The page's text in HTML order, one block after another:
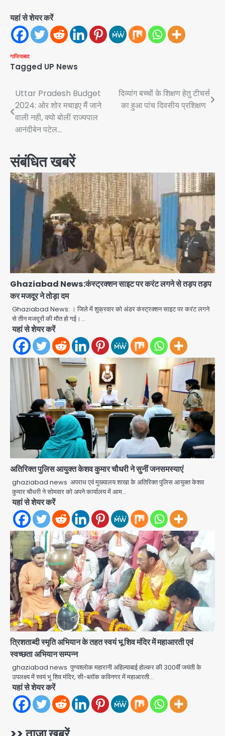
यहां से शेयर करें
गाजियाबाद
Tagged UP News
Post
navigation
Uttar Pradesh Budget
2024: ओर शोर मचाइए मैं जाने
वाली नही, क्यो बोलीं राज्यपाल
आनंदीबेन पटेल…
दिव्यांग बच्चों के शिक्षण हेतु टीचर्स
का हुआ पांच दिवसीय प्रशिक्षण
संबंधित खबरें
Ghaziabad News:कंस्ट्रक्शन साइट पर करंट लगने से तड़प तड़प
कर मजदूर ने तोड़ा दम
Ghaziabad News: । जिले में शुक्रवार को अंडर कंस्ट्रक्शन साइट पर करंट लगने
से तीन मजदूरों की मौत हो गई।…
यहां से शेयर करें
अतिरिक्त पुलिस आयुक्त केशव कुमार चौधरी ने सुनीं जनसमस्याएं
ghaziabad news अपराध एवं मुख्यालय शाखा के अतिरिक्त पुलिस आयुक्त केशव
कुमार चौधरी ने सोमवार को अपने कार्यालय में आम…
यहां से शेयर करें
त्रिशताब्दी स्मृति अभियान के तहत स्वयं भू शिव मंदिर में महाआरती एवं
स्वच्छता अभियान सम्पन्न
ghaziabad news पुण्यश्लोक महारानी अहिल्याबाई होल्कर की 300वीं जयंती के
उपलक्ष्य में स्वयं भू शिव मंदिर, सी-ब्लॉक कविनगर में महाआरती…
यहां से शेयर करें
Shaheen Bagh News: बारिश के बाद
शाहीन बाग में जलभराव और गड्ढे, सीवर काम से
3
Zepto Dhoom: ग्रेटर नोएडा के धूम
मानिकपुर Zepto वेयरहाउस में वेतन कटौती
को लेकर 100 से ज्यादा कर्मचारियों का विरोध
प्रदर्शन
Avinash Kumar
4
Parshvanath Building
Shooting: सिक्योरिटी गार्ड की गोली से 17
वर्षीय किशोर की मौत
Avinash Kumar
5
Air India Phuket Delhi flight:
कैप्टन का डोप टेस्ट पॉजिटिव, 17 घायल;
DGCA जांच जारी
Avinash Kumar
Mamata Banerjee Convoy
Attack: जूते-पत्थर बरसाए, कीचड़ पोता;
बोलीं- ‘माथा फट जाता’